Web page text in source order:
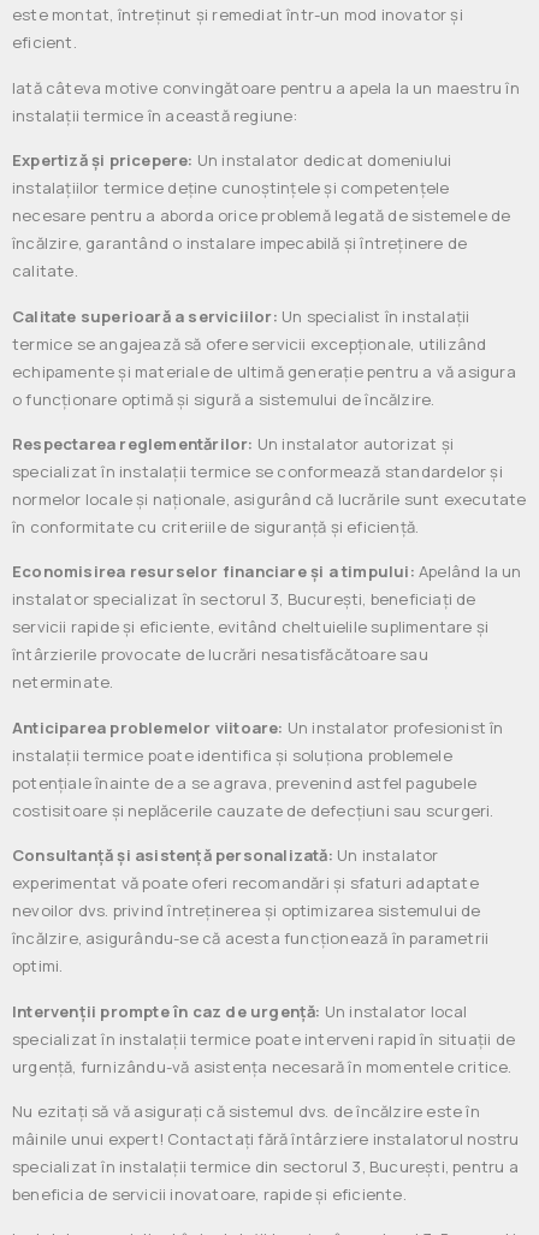
este montat, întreținut și remediat într-un mod inovator și
eficient.
Iată câteva motive convingătoare pentru a apela la un maestru în
instalații termice în această regiune:
Expertiză și pricepere: Un instalator dedicat domeniului
instalațiilor termice deține cunoștințele și competențele
necesare pentru a aborda orice problemă legată de sistemele de
încălzire, garantând o instalare impecabilă și întreținere de
calitate.
Calitate superioară a serviciilor: Un specialist în instalații
termice se angajează să ofere servicii excepționale, utilizând
echipamente și materiale de ultimă generație pentru a vă asigura
o funcționare optimă și sigură a sistemului de încălzire.
Respectarea reglementărilor: Un instalator autorizat și
specializat în instalații termice se conformează standardelor și
normelor locale și naționale, asigurând că lucrările sunt executate
în conformitate cu criteriile de siguranță și eficiență.
Economisirea resurselor financiare și a timpului: Apelând la un
instalator specializat în sectorul 3, București, beneficiați de
servicii rapide și eficiente, evitând cheltuielile suplimentare și
întârzierile provocate de lucrări nesatisfăcătoare sau
neterminate.
Anticiparea problemelor viitoare: Un instalator profesionist în
instalații termice poate identifica și soluționa problemele
potențiale înainte de a se agrava, prevenind astfel pagubele
costisitoare și neplăcerile cauzate de defecțiuni sau scurgeri.
Consultanță și asistență personalizată: Un instalator
experimentat vă poate oferi recomandări și sfaturi adaptate
nevoilor dvs. privind întreținerea și optimizarea sistemului de
încălzire, asigurându-se că acesta funcționează în parametrii
optimi.
Intervenții prompte în caz de urgență: Un instalator local
specializat în instalații termice poate interveni rapid în situații de
urgență, furnizându-vă asistența necesară în momentele critice.
Nu ezitați să vă asigurați că sistemul dvs. de încălzire este în
mâinile unui expert! Contactați fără întârziere instalatorul nostru
specializat în instalații termice din sectorul 3, București, pentru a
beneficia de servicii inovatoare, rapide și eficiente.